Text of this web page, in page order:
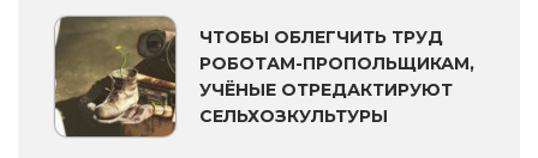
ЧТОБЫ ОБЛЕГЧИТЬ ТРУД
РОБОТАМ-ПРОПОЛЬЩИКАМ,
УЧЁНЫЕ ОТРЕДАКТИРУЮТ
СЕЛЬХОЗКУЛЬТУРЫ